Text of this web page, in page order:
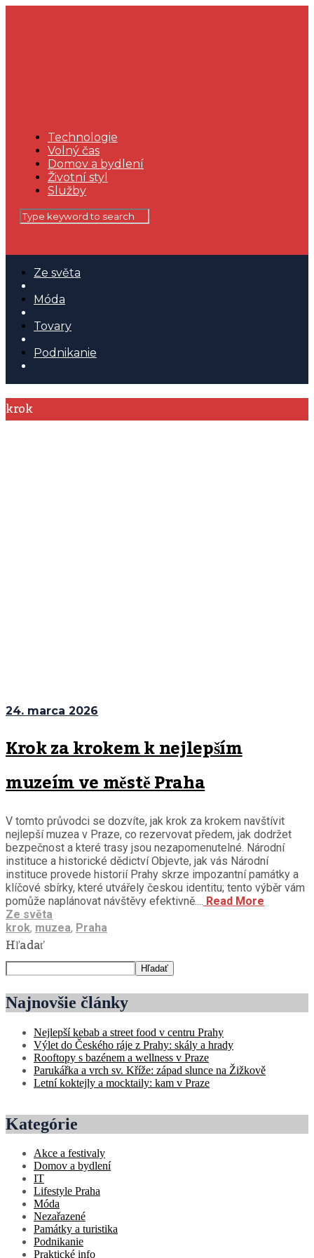
Technologie
Volný čas
Domov a bydlení
Životní styl
Služby
Ze světa
Móda
Tovary
Podnikanie
krok
24. marca 2026
Krok za krokem k nejlepším
muzeím ve městě Praha
V tomto průvodci se dozvíte, jak krok za krokem navštívit
nejlepší muzea v Praze, co rezervovat předem, jak dodržet
bezpečnost a které trasy jsou nezapomenutelné. Národní
instituce a historické dědictví Objevte, jak vás Národní
instituce provede historií Prahy skrze impozantní památky a
klíčové sbírky, které utvářely českou identitu; tento výběr vám
pomůže naplánovat návštěvy efektivně.... Read More
Ze světa
krok, muzea, Praha
Hľadať
Hľadať
Najnovšie články
Nejlepší kebab a street food v centru Prahy
Výlet do Českého ráje z Prahy: skály a hrady
Rooftopy s bazénem a wellness v Praze
Parukářka a vrch sv. Kříže: západ slunce na Žižkově
Letní koktejly a mocktaily: kam v Praze
Kategórie
Akce a festivaly
Domov a bydlení
IT
Lifestyle Praha
Móda
Nezařazené
Památky a turistika
Podnikanie
Praktické info